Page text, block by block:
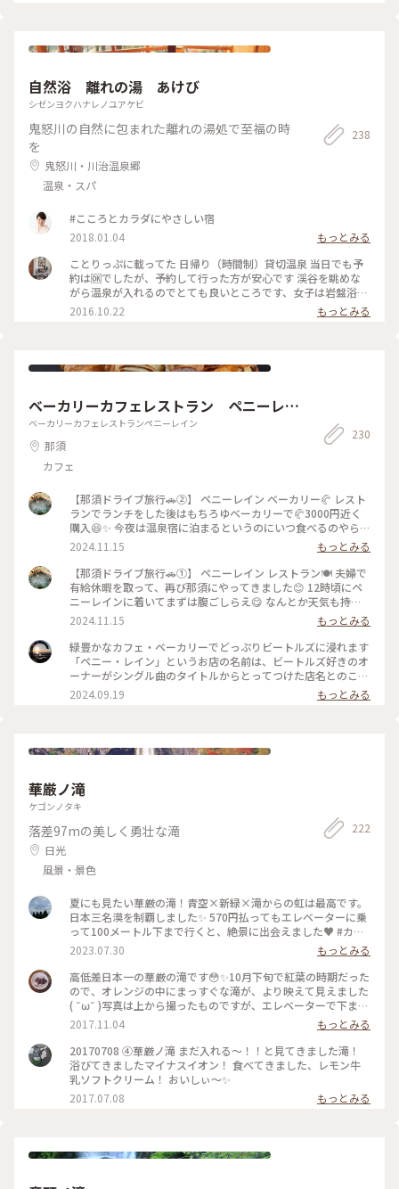
自然浴 離れの湯 あけび
シゼンヨクハナレノユアケビ
鬼怒川の自然に包まれた離れの湯処で至福の時
を
鬼怒川・川治温泉郷
温泉・スパ
238
#こころとカラダにやさしい宿
2018.01.04
もっとみる
ことりっぷに載ってた 日帰り（時間制）貸切温泉 当日でも予
約は🆗でしたが、予約して行った方が安心です 渓谷を眺めな
がら温泉が入れるのでとても良いところです、女子は岩盤浴が
無料で入れるので温泉の時間の前に入るのがオススメします〜
#温泉#岩盤浴
2016.10.22 もっとみる
ベーカリーカフェレストラン ペニーレイ
ン
ベーカリーカフェレストランペニーレイン
那須
カフェ
230
【那須ドライブ旅行🚗②】 ペニーレイン ベーカリー🥐 レスト
ランでランチをした後はもちろゆベーカリーで🥐3000円近く
購入😆✨ 今夜は温泉宿に泊まるというのにいつ食べるのやら笑
🤣ま、良いんです😁 最初は少し混雑していた店内も気付けば
写真程度の感じに。 本当に平日で正解でしたね。 人混みと行
列は苦手なので😅 どれもこれも…本当に美味しそうで😆❣️ と
ても迷いました。 店内、店外共に常にビートルズの曲が流
れ、色々なビートルズ由来の物が飾られていましたよ。 グッ
2024.11.15
もっとみる
【那須ドライブ旅行🚗①】 ペニーレイン レストラン🍽️ 夫婦で
有給休暇を取って、再び那須にやってきました😊 12時頃にペ
ニーレインに着いてまずは腹ごしらえ😋 なんとか天気も持っ
たのでテラス席でいただくことに。 私はパエリア🥘 旦那はハ
ンバーグをダブルで🤣 ちょっとお高いけど美味しかったです
よ。 いつもは行列で大混雑らしいので、平日に来て良かった
って思いました😆✨✨ それでも車はたくさん止まっていました
し、たくさんお客さんはいましたけどね！ 私はビートルズは
まあ好きな方ですが、旦那はストーンズ派だそうです🤣 もち
ろんこの後パンも買いました❣️ . 2024/11/15 . #秋の彩り #那須
2024.11.15
もっとみる
緑豊かなカフェ・ベーカリーでどっぷりビートルズに浸れます
「ペニー・レイン」というお店の名前は、ビートルズ好きのオ
ーナーがシングル曲のタイトルからとってつけた店名とのこ
と。 お店に入ると焼き立てパンの香りが広がり、処狭しと美
味しそうなパンがならんでいます。 ベーカリーの奥にはレスト
な店内か、緑に囲まれた開放的なテラスかでいただくことがで
た。 ちなみに、テラス席は、ワンちゃんもOKなので、愛犬と
一緒に食事することもできます。 #ペニーレイン #ビートル
2024.09.19 もっとみる
華厳ノ滝
ケゴンノタキ
落差97mの美しく勇壮な滝
日光
風景・景色
222
夏にも見たい華厳の滝！青空×新緑×滝からの虹は最高です。
日本三名漠を制覇しました✨ 570円払ってもエレベーターに乗
って100メートル下まで行くと、絶景に出会えました♥️ #カメ
ラ旅 #私のことりっぷ旅
2023.07.30
もっとみる
高低差日本一の華厳の滝です😳✨10月下旬で紅葉の時期だった
ので、オレンジの中にまっすぐな滝が、より映えて見えました
( ˘ω˘ )写真は上から撮ったものですが、エレベーターで下まで
降りるとまた一段と迫力のある滝が見られます🙆🙆 #華厳の滝
#日光#滝#紅葉#日本一
2017.11.04
もっとみる
20170708 ④華厳ノ滝 まだ入れる〜！！と見てきました滝！
浴びてきましたマイナスイオン！ 食べてきました、レモン牛
乳ソフトクリーム！ おいしぃ〜✨
2017.07.08
もっとみる